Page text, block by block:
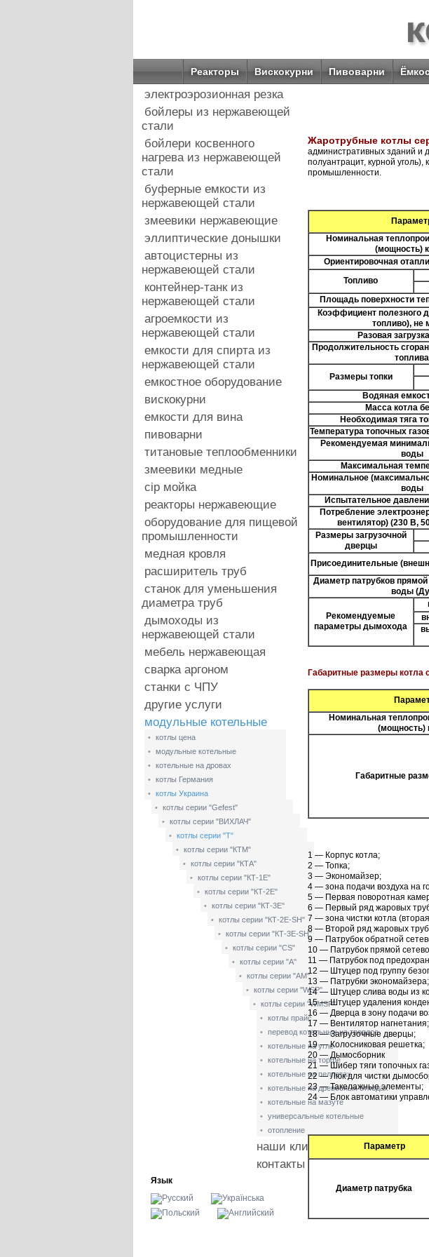
Реакторы Вискокурни Пивоварни
электроэрозионная резка
бойлеры из нержавеющей
стали
бойлери косвенного
нагрева из нержавеющей
стали
буферные емкости из
нержавеющей стали
змеевики нержавеющие
эллиптические донышки
автоцистерны из
нержавеющей стали
контейнер-танк из
нержавеющей стали
агроемкости из
нержавеющей стали
емкости для спирта из
нержавеющей стали
емкостное оборудование
вискокурни
емкости для вина
пивоварни
титановые теплообменники
змеевики медные
cip мойка
реакторы нержавеющие
оборудование для пищевой
промышленности
медная кровля
расширитель труб
станок для уменьшения
диаметра труб
дымоходы из
нержавеющей стали
мебель нержавеющая
сварка аргоном
станки с ЧПУ
другие услуги
модульные котельные
• котлы цена
• модульные котельные
• котельные на дровах
• котлы Германия
• котлы Украина
• котлы серии "Gefest"
• котлы серии "ВИХЛАЧ"
• котлы серии "Т"
• котлы серии "КТМ"
• котлы серии "КТА"
• котлы серии "КТ-1Е"
• котлы серии "КТ-2Е"
• котлы серии "КТ-3Е"
• котлы серии "КТ-2Е-SH"
• котлы серии "КТ-3Е-SH"
• котлы серии "CS"
• котлы серии "А"
• котлы серии "АМ"
• котлы серии "WSP"
• котлы серии "WMSP"
• котлы прайс
• перевод котельных на твердое
• котельные на угле
• котельные на торфе
• котельные на пеллетах
• котельные на древесных отходах
• котельные на мазуте
• универсальные котельные
• отопление
наши клиенты
контакты
Язык
Жаротрубные котлы
административных зданий и
полуантрацит, курной
промышленности.
Номинальная
(мощность)
Ориентировочная
Топливо
Площадь поверхности
Коэффициент полезного
топливо), не
Разовая
Продолжительность
топлива
Размеры топки
Водяная
Масса котла
Необходимая тяга
Температура топочных
Рекомендуемая
воды
Максимальная
Номинальное
воды
Испытательное
Потребление
вентилятор) (230 В,
Размеры загрузочной
дверцы
Присоединительные
Диаметр патрубков прямой
воды
Рекомендуемые
параметры дымохода
Габаритные размеры котла
Номинальная
(мощность)
Габаритные
1 — Корпус котла;
2 — Топка;
3 — Экономайзер;
4 — зона подачи воздуха на
5 — Первая поворотная
6 — Первый ряд жаровых
7 — зона чистки котла
8 — Второй ряд жаровых
9 — Патрубок обратной
10 — Патрубок прямой
11 — Патрубок под
12 — Штуцер под группу
13 — Патрубки экономайзера;
14 — Штуцер слива воды из
15 — Штуцер удаления
16 — Дверца в зону подачи
17 — Вентилятор нагнетания;
18 — Загрузочные дверцы;
19 — Колосниковая решетка;
20 — Дымосборник
21 — Шибер тяги топочных
22 — Люк для чистки
23 — Такелажные элементы;
24 — Блок автоматики
Параметр
Диаметр патрубка